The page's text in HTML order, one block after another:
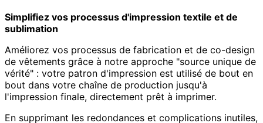
Simplifiez vos processus d'impression textile et de
sublimation
Améliorez vos processus de fabrication et de co-design
de vêtements grâce à notre approche "source unique de
vérité" : votre patron d'impression est utilisé de bout en
bout dans votre chaîne de production jusqu'à
l'impression finale, directement prêt à imprimer.
En supprimant les redondances et complications inutiles,